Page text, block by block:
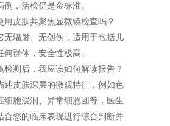
，活检仍是金标准。
用皮肤共聚焦显微镜检查吗？
无辐射、无创伤，适用于包括儿
群体，安全性极高。
检测后，我应该如何解读报告？
述皮肤深层的微观特征，例如色
细胞浸润、异常细胞团等，医生
合您的临床表现进行综合判断并